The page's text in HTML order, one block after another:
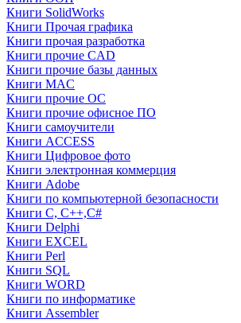
Книги SolidWorks
Книги Прочая графика
Книги прочая разработка
Книги прочие CAD
Книги прочие базы данных
Книги MAC
Книги прочие ОС
Книги прочие офисное ПО
Книги самоучители
Книги ACCESS
Книги Цифровое фото
Книги электронная коммерция
Книги Adobe
Книги по компьютерной безопасности
Книги C, C++,С#
Книги Delphi
Книги EXCEL
Книги Perl
Книги SQL
Книги WORD
Книги по информатике
Книги Assembler